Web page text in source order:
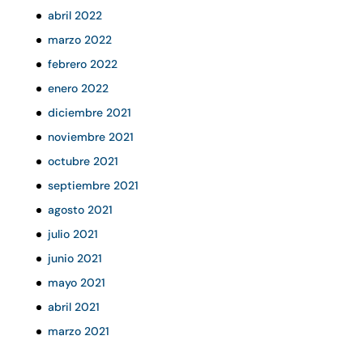
abril 2022
marzo 2022
febrero 2022
enero 2022
diciembre 2021
noviembre 2021
octubre 2021
septiembre 2021
agosto 2021
julio 2021
junio 2021
mayo 2021
abril 2021
marzo 2021